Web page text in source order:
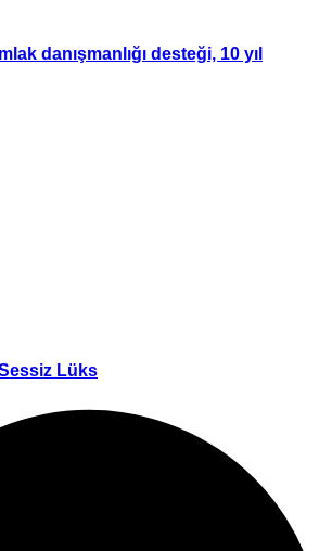
danışmanlığı desteği, 10 yıl
Lüks